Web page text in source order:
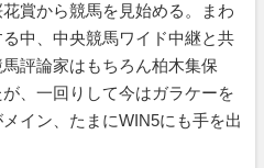
賞から競馬を見始める。まわ
中、中央競馬ワイド中継と共
評論家はもちろん柏木集保
、一回りして今はガラケーを
イン、たまにWIN5にも手を出